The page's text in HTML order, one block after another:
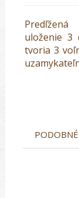
uloženie 3
tvoria 3